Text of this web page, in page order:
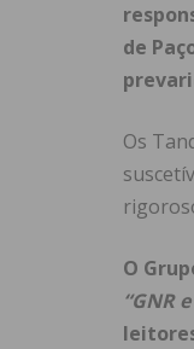
de
Os
O
“GNR